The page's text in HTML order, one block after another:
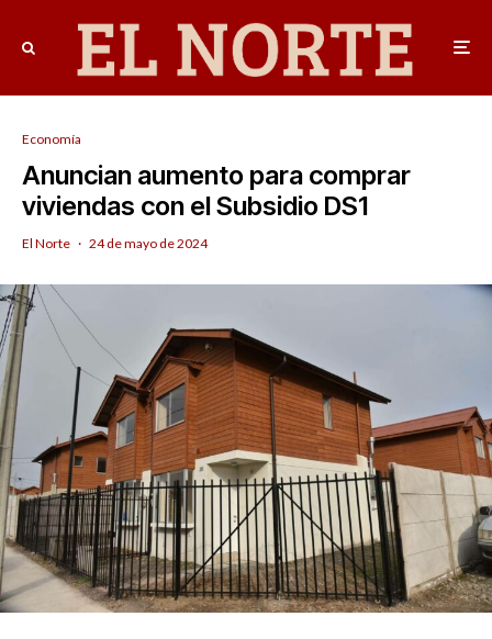
Economía
Anuncian aumento para comprar
viviendas con el Subsidio DS1
El Norte · 24 de mayo de 2024